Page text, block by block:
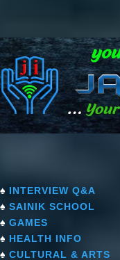
♠ INTERVIEW Q&A
♠ SAINIK SCHOOL
♠ GAMES
♠ HEALTH INFO
♠ CULTURAL & ARTS